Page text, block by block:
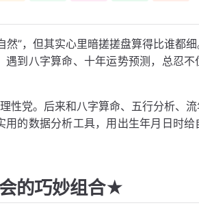
”，但其实心里暗搓搓盘算得比谁都
到八字算命、十年运势预测，总忍
性党。后来和八字算命、五行分析、
的数据分析工具，用出生年月日时
的巧妙组合★